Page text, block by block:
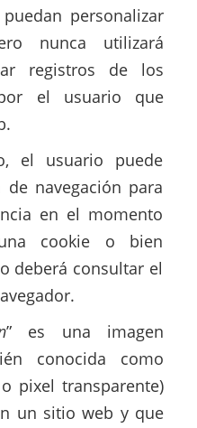
personalizar
nunca utilizará
registros de los
el usuario que
el usuario puede
navegación para
en el momento
cookie o bien
deberá consultar el
” es una imagen
conocida como
pixel transparente)
un sitio web y que